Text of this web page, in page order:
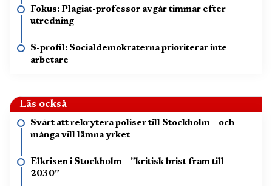
Fokus: Plagiat-professor avgår timmar efter
utredning
S-profil: Socialdemokraterna prioriterar inte
arbetare
Läs också
Svårt att rekrytera poliser till Stockholm – och
många vill lämna yrket
Elkrisen i Stockholm – ”kritisk brist fram till
2030”